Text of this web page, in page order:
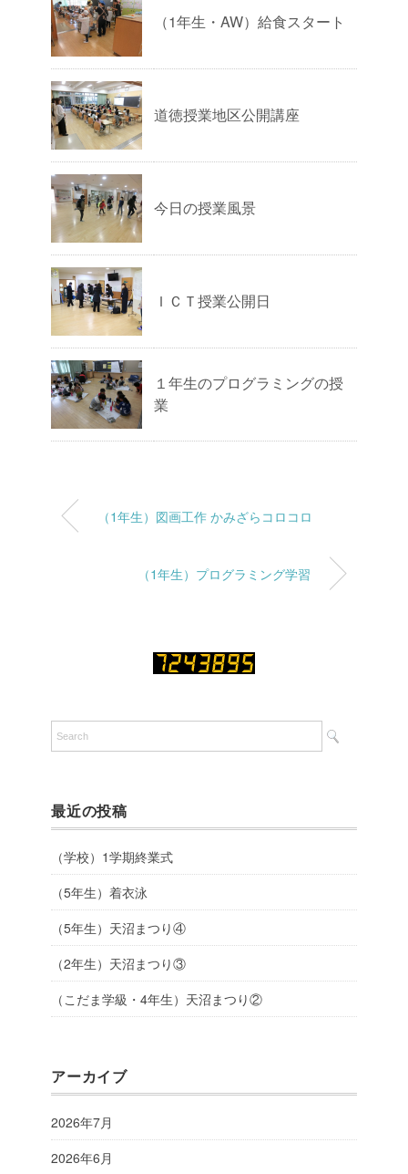
（1年生・AW）給食スタート
道徳授業地区公開講座
今日の授業風景
ＩＣＴ授業公開日
１年生のプログラミングの授
業
（1年生）図画工作 かみざらコロコロ
（1年生）プログラミング学習
最近の投稿
（学校）1学期終業式
（5年生）着衣泳
（5年生）天沼まつり④
（2年生）天沼まつり③
（こだま学級・4年生）天沼まつり②
アーカイブ
2026年7月
2026年6月